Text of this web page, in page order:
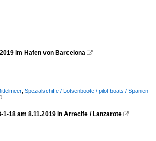
im Hafen von Barcelona 
, Spezialschiffe / Lotsenboote / pilot boats / Spanien
18 am 8.11.2019 in Arrecife / Lanzarote 